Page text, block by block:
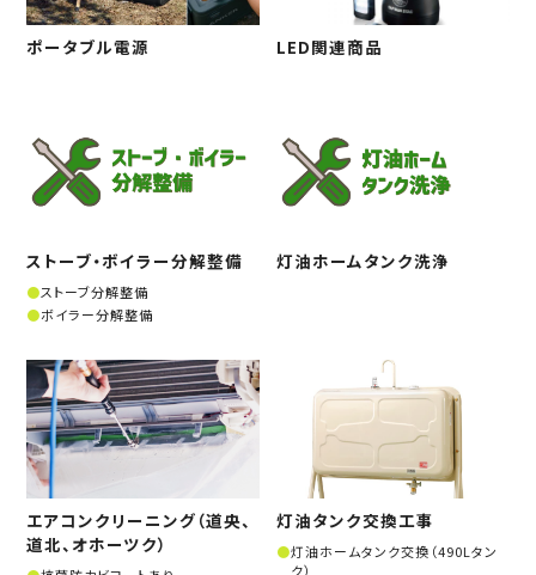
ポータブル電源 LED関連商品
ストーブ・ボイラー分解整備
ストーブ分解整備
ボイラー分解整備
灯油ホームタンク洗浄
エアコンクリーニング（道央、
道北、オホーツク）
灯油タンク交換工事
灯油ホームタンク交換（490Lタン
ク）